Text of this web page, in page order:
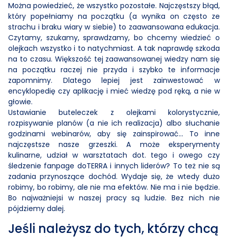
Można powiedzieć, że wszystko pozostałe. Najczęstszy błąd,
który popełniamy na początku (a wynika on często ze
strachu i braku wiary w siebie) to zaawansowana edukacja.
Czytamy, szukamy, sprawdzamy, bo chcemy wiedzieć o
olejkach wszystko i to natychmiast. A tak naprawdę szkoda
na to czasu. Większość tej zaawansowanej wiedzy nam się
na początku raczej nie przyda i szybko te informacje
zapomnimy. Dlatego lepiej jest zainwestować w
encyklopedię czy aplikację i mieć wiedzę pod ręką, a nie w
głowie.
Ustawianie buteleczek z olejkami kolorystycznie,
rozpisywanie planów (a nie ich realizacja) albo słuchanie
godzinami webinarów, aby się zainspirować… To inne
najczęstsze nasze grzeszki. A może eksperymenty
kulinarne, udział w warsztatach dot. tego i owego czy
śledzenie fanpage doTERRA i innych liderów? To też nie są
zadania przynoszące dochód. Wydaje się, że wtedy dużo
robimy, bo robimy, ale nie ma efektów. Nie ma i nie będzie.
Bo najważniejsi w naszej pracy są ludzie. Bez nich nie
pójdziemy dalej.
Jeśli należysz do tych, którzy chcą